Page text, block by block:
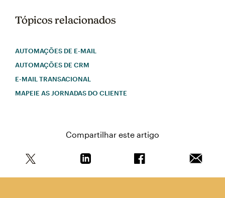
Tópicos relacionados
AUTOMAÇÕES DE E-MAIL
AUTOMAÇÕES DE CRM
E-MAIL TRANSACIONAL
MAPEIE AS JORNADAS DO CLIENTE
Compartilhar este artigo